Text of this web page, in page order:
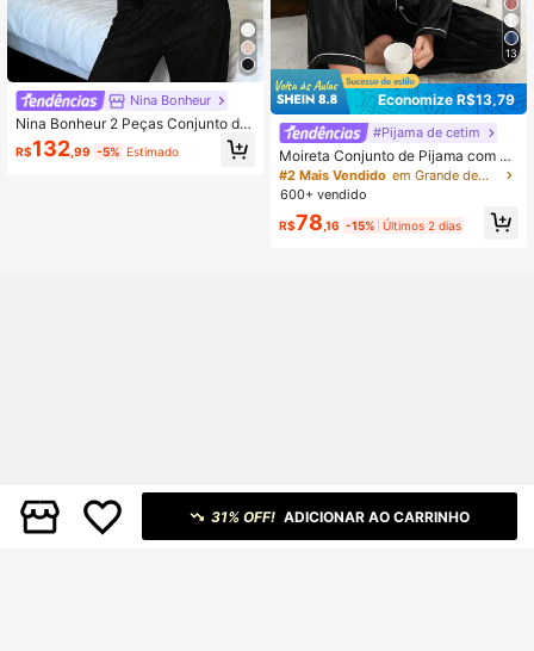
Nina Bonheur
Nina Bonheur 2 Peças Conjunto de
Pijama Feminino com Top de Mang
a Longa com Botão de Lapela + Cal
R$132,99 -5% Estimado
13
Economize R$13,79
#Pijama de cetim
Moireta Conjunto de Pijama com Ri
bana de Contraste em Cetim, Roup
as de Outono e Inverno Aconchega
#2 Mais Vendido
em Grande demais Roupa de dormir feminina
600+ vendido
R$78 ,16 -15% Últimos 2 dias
31% OFF! ADICIONAR AO CARRINHO